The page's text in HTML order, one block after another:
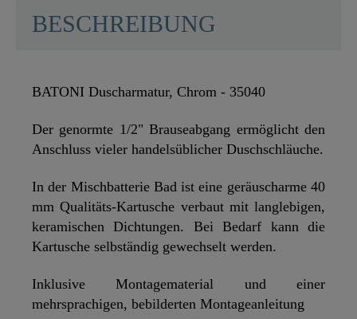
BESCHREIBUNG
BATONI Duscharmatur, Chrom - 35040
Der genormte 1/2" Brauseabgang ermöglicht den
Anschluss vieler handelsüblicher Duschschläuche.
In der Mischbatterie Bad ist eine geräuscharme 40
mm Qualitäts-Kartusche verbaut mit langlebigen,
keramischen Dichtungen. Bei Bedarf kann die
Kartusche selbständig gewechselt werden.
Inklusive Montagematerial und einer
mehrsprachigen, bebilderten Montageanleitung